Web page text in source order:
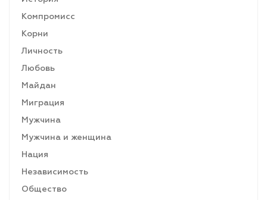
Компромисс
Корни
Личность
Любовь
Майдан
Миграция
Мужчина
Мужчина и женщина
Нация
Независимость
Общество